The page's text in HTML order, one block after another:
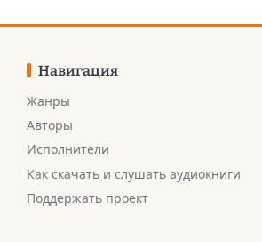
Навигация
Жанры
Авторы
Исполнители
Как скачать и слушать аудиокниги
Поддержать проект